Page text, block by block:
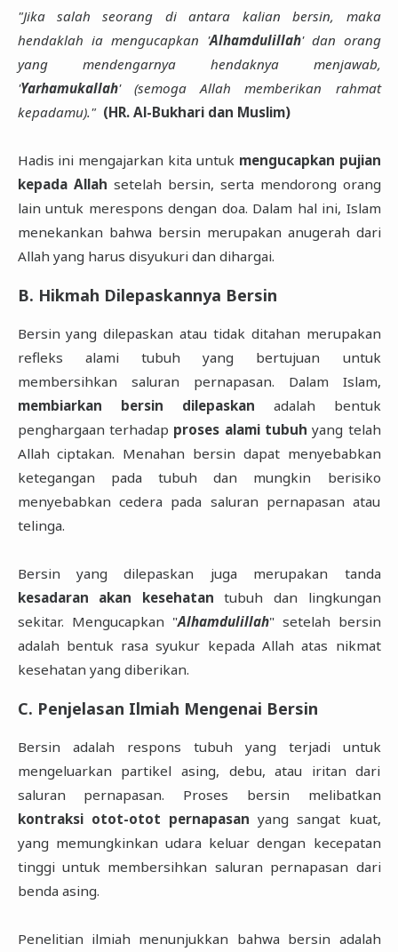
"Jika salah seorang di antara kalian bersin, maka
hendaklah ia mengucapkan 'Alhamdulillah' dan orang
yang mendengarnya hendaknya menjawab,
'Yarhamukallah' (semoga Allah memberikan rahmat
kepadamu)." (HR. Al-Bukhari dan Muslim)
Hadis ini mengajarkan kita untuk mengucapkan pujian
kepada Allah setelah bersin, serta mendorong orang
lain untuk merespons dengan doa. Dalam hal ini, Islam
menekankan bahwa bersin merupakan anugerah dari
Allah yang harus disyukuri dan dihargai.
B. Hikmah Dilepaskannya Bersin
Bersin yang dilepaskan atau tidak ditahan merupakan
refleks alami tubuh yang bertujuan untuk
membersihkan saluran pernapasan. Dalam Islam,
membiarkan bersin dilepaskan adalah bentuk
penghargaan terhadap proses alami tubuhyang telah
Allah ciptakan. Menahan bersin dapat menyebabkan
ketegangan pada tubuh dan mungkin berisiko
menyebabkan cedera pada saluran pernapasan atau
telinga.
Bersin yang dilepaskan juga merupakan tanda
kesadaran akan kesehatantubuh dan lingkungan
sekitar. Mengucapkan "Alhamdulillah" setelah bersin
adalah bentuk rasa syukur kepada Allah atas nikmat
kesehatan yang diberikan.
C. Penjelasan Ilmiah Mengenai Bersin
Bersin adalah respons tubuh yang terjadi untuk
mengeluarkan partikel asing, debu, atau iritan dari
saluran pernapasan. Proses bersin melibatkan
kontraksi otot-otot pernapasan yang sangat kuat,
yang memungkinkan udara keluar dengan kecepatan
tinggi untuk membersihkan saluran pernapasan dari
benda asing.
Penelitian ilmiah menunjukkan bahwa bersin adalah